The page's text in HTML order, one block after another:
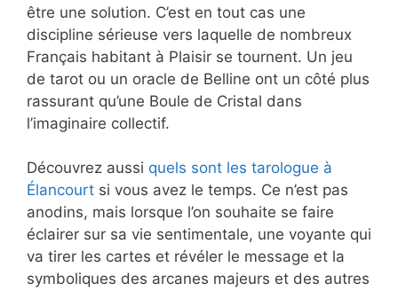
être une solution. C’est en tout cas une
discipline sérieuse vers laquelle de nombreux
Français habitant à Plaisir se tournent. Un jeu
de tarot ou un oracle de Belline ont un côté plus
rassurant qu’une Boule de Cristal dans
l’imaginaire collectif.
Découvrez aussi quels sont les tarologue à
Élancourt si vous avez le temps. Ce n’est pas
anodins, mais lorsque l’on souhaite se faire
éclairer sur sa vie sentimentale, une voyante qui
va tirer les cartes et révéler le message et la
symboliques des arcanes majeurs et des autres